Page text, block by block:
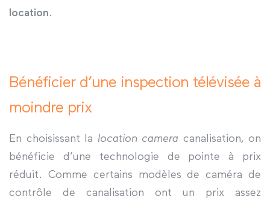
location.
Bénéficier d’une inspection télévisée à
moindre prix
En choisissant la location camera canalisation, on
bénéficie d’une technologie de pointe à prix
réduit. Comme certains modèles de caméra de
contrôle de canalisation ont un prix assez